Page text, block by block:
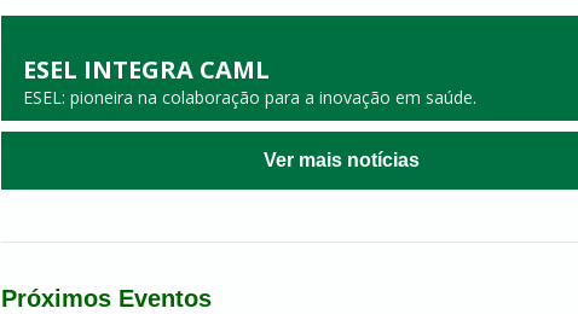
ESEL INTEGRA CAML
ESEL: pioneira na colaboração para a inovação em saúde.
Ver mais notícias
Próximos Eventos